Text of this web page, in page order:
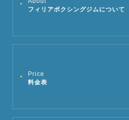
フィリアボクシングジムについて
Price
料金表